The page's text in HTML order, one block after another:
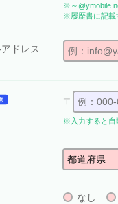
※～
※履歴書に記載
アドレス
〒
※入力すると自
なし